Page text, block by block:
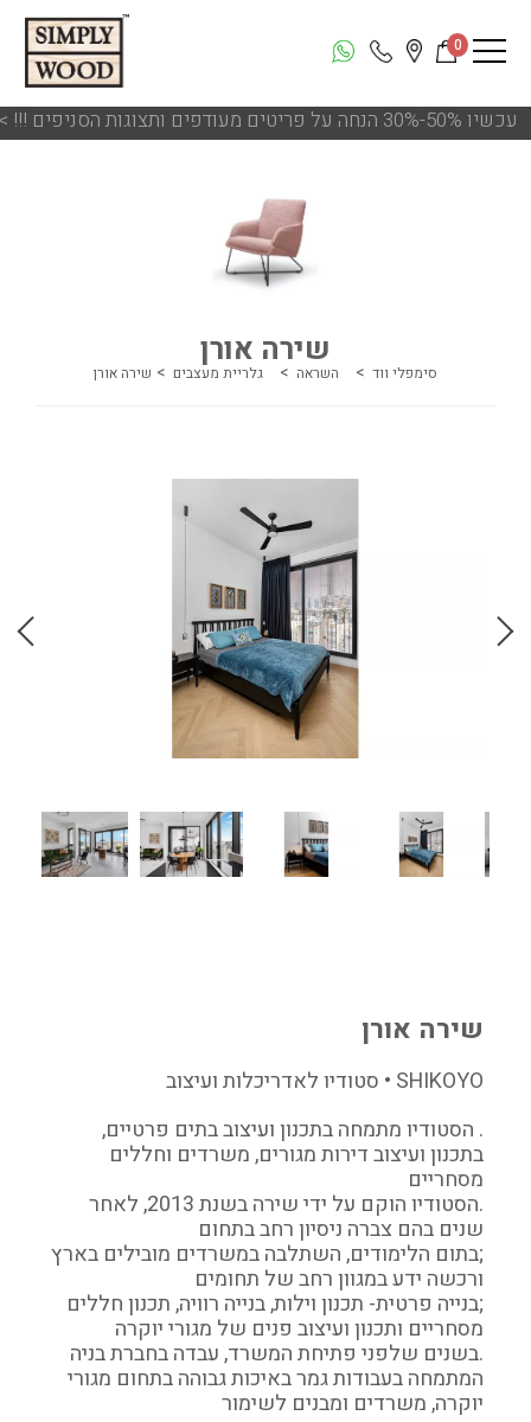
0
<< 30% הנחה על פריטים מעודפים ותצוגות הסניפים
שירה אורן
סימפלי ווד השראה גלריית מעצבים שירה אורן
שירה אורן
SHIKOYO • סטודיו לאדריכלות ועיצוב
. הסטודיו מתמחה בתכנון ועיצוב בתים פרטיים,
בתכנון ועיצוב דירות מגורים, משרדים וחללים
מסחריים
.הסטודיו הוקם על ידי שירה בשנת 2013, לאחר
שנים בהם צברה ניסיון רחב בתחום
;בתום הלימודים, השתלבה במשרדים מובילים בארץ
ורכשה ידע במגוון רחב של תחומים
;בנייה פרטית- תכנון וילות, בנייה רוויה, תכנון חללים
מסחריים ותכנון ועיצוב פנים של מגורי יוקרה
.בשנים שלפני פתיחת המשרד, עבדה בחברת בניה
המתמחה בעבודות גמר באיכות גבוהה בתחום מגורי
יוקרה, משרדים ומבנים לשימור